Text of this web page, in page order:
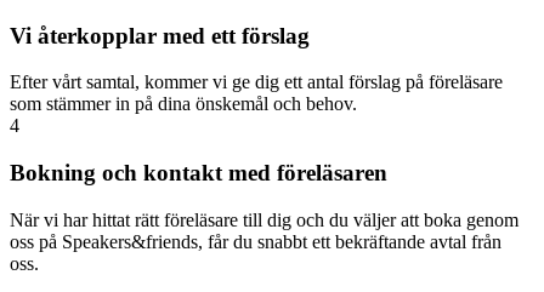
Vi återkopplar med ett förslag
Efter vårt samtal, kommer vi ge dig ett antal förslag på föreläsare
som stämmer in på dina önskemål och behov.
4
Bokning och kontakt med föreläsaren
När vi har hittat rätt föreläsare till dig och du väljer att boka genom
oss på Speakers&friends, får du snabbt ett bekräftande avtal från
oss.